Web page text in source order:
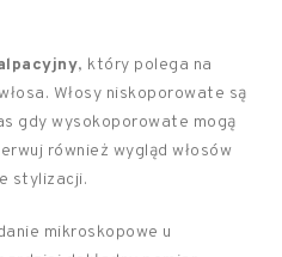
, który polega na
Włosy niskoporowate są
gdy wysokoporowate mogą
również wygląd włosów
stylizacji.
mikroskopowe u